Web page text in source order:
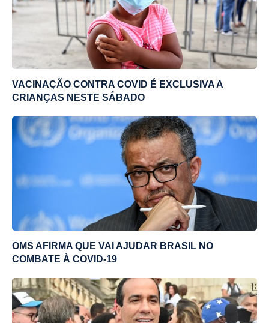
VACINAÇÃO CONTRA COVID É EXCLUSIVA A
CRIANÇAS NESTE SÁBADO
OMS AFIRMA QUE VAI AJUDAR BRASIL NO
COMBATE À COVID-19